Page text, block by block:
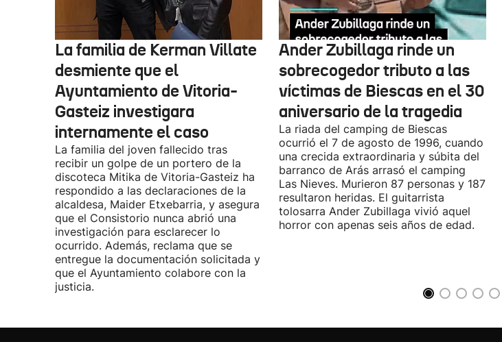
La familia de Kerman Villate
desmiente que el
Ayuntamiento de Vitoria-
Gasteiz investigara
internamente el caso
La familia del joven fallecido tras
recibir un golpe de un portero de la
discoteca Mitika de Vitoria-Gasteiz ha
respondido a las declaraciones de la
alcaldesa, Maider Etxebarria, y asegura
que el Consistorio nunca abrió una
investigación para esclarecer lo
ocurrido. Además, reclama que se
entregue la documentación solicitada y
que el Ayuntamiento colabore con la
justicia.
Ander Zubillaga rinde un
sobrecogedor tributo a las
víctimas de Biescas en el 30
aniversario de la tragedia
La riada del camping de Biescas
ocurrió el 7 de agosto de 1996, cuando
una crecida extraordinaria y súbita del
barranco de Arás arrasó el camping
Las Nieves. Murieron 87 personas y 187
resultaron heridas. El guitarrista
tolosarra Ander Zubillaga vivió aquel
horror con apenas seis años de edad.